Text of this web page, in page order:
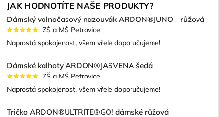
JAK HODNOTÍTE NAŠE PRODUKTY?
Dámský volnočasový nazouvák ARDON®JUNO - růžová
ZŠ a MŠ Petrovice
Naprostá spokojenost, všem vřele doporučujeme!
Dámské kalhoty ARDON®JASVENA šedá
ZŠ a MŠ Petrovice
Naprostá spokojenost, všem vřele doporučujeme!
Tričko ARDON®ULTRITE®GO! dámské růžová